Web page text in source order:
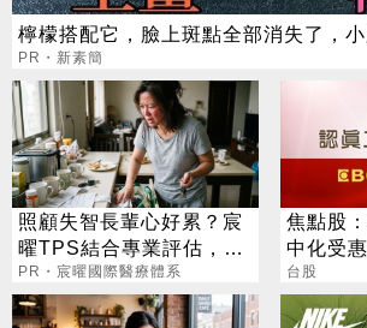
檸檬搭配它，臉上斑點全部消失了，
PR・新素簡
照顧失智長輩心好累？宸
曜TPS結合專業評估，改
善生活品質
PR・宸曜國際醫療體系
焦點股
中化受
電源領
漲停
台股